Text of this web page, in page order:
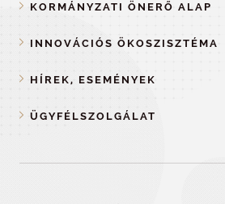
KORMÁNYZATI ÖNERŐ ALAP
INNOVÁCIÓS ÖKOSZISZTÉMA
HÍREK, ESEMÉNYEK
ÜGYFÉLSZOLGÁLAT